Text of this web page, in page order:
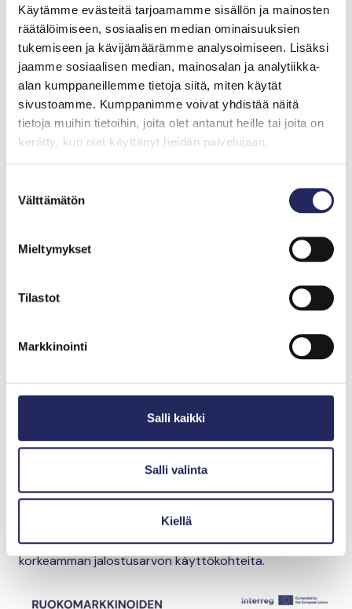
Käytämme evästeitä tarjoamamme sisällön ja mainosten
räätälöimiseen, sosiaalisen median ominaisuuksien
tukemiseen ja kävijämäärämme analysoimiseen. Lisäksi
jaamme sosiaalisen median, mainosalan ja analytiikka-
alan kumppaneillemme tietoja siitä, miten käytät
sivustoamme. Kumppanimme voivat yhdistää näitä
tietoja muihin tietoihin, joita olet antanut heille tai joita on
kerätty, kun olet käyttänyt heidän palvelujaan.
valinta
Välttämätön
Mieltymykset
Tilastot
Markkinointi
Salli kaikki
Salli valinta
Kiellä
Hankkeessa ratkottiin tiiviissä yhteistyössä yhdessä
alan toimijoiden ja sidosryhmien kanssa ruo’on
hyödyntämiseen liittyviä pullonkauloja, kuten
logistiikan sujuvuutta.
Ruokomarkkina kehittyy
Kesällä niitettyä ruokoa on Suomessa käytetty
nykyisellään muun muassa maanparannusaineena
ja ruo’on keruu on kuitenkin varsin työlästä ja sen
vuoksi kallista. Jotta ruokoarvoketju voisi olla
taloudellisesti kannattava, ruo’olle tulisi löytää
korkeamman jalostusarvon käyttökohteita.